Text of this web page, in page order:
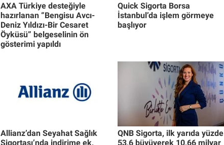
AXA Türkiye desteğiyle
hazırlanan “Bengisu Avcı-
Deniz Yıldızı-Bir Cesaret
Öyküsü” belgeselinin ön
gösterimi yapıldı
Quick Sigorta Borsa
İstanbul’da işlem görmeye
başlıyor
Allianz’dan Seyahat Sağlık
Sigortası’nda indirime ek,
QNB Sigorta, ilk yarıda yüzde
53,6 büyüyerek 10,66 milyar